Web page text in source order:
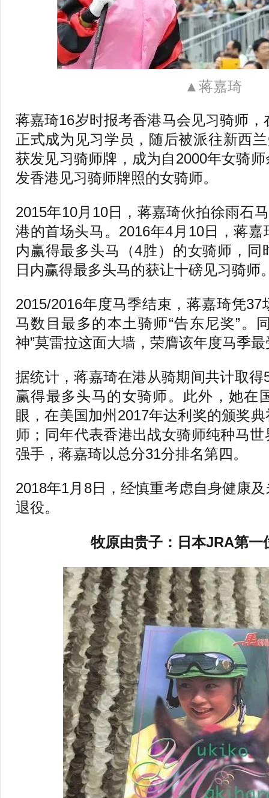
▲蒋嘉琦
蒋嘉琦16岁时报考香港马会见习骑师
正式成为见习学员，随后被派往新西
获发见习骑师牌，成为自2000年女骑
发香港见习骑师牌照的女骑师。
2015年10月10日，蒋嘉琦伙拍徐雨石
港的首场头马。2016年4月10日，蒋
内赢得最多头马（4胜）的女骑师，同
日内赢得最多头马的获让十磅见习骑师
2015/2016年度马季结束，蒋嘉琦凭
马数目最多的本土骑师“告东尼奖”。
神”莫雷拉这面大墙，荣膺该年度马季
据统计，蒋嘉琦在港从骑期间共计取
赢得最多头马的女骑师。此外，她在
眼，在美国加州2017年达利奖的颁奖
师；同年代表香港出战女骑师纯种马
强手，蒋嘉琦以总分31分排名第四。
2018年1月8日，经慎重考虑自身健康
退役。
牧原由贵子：日本JRA第一